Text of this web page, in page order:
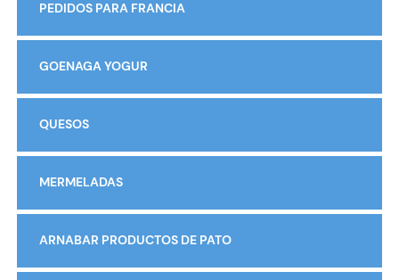
PEDIDOS PARA FRANCIA
GOENAGA YOGUR
QUESOS
MERMELADAS
ARNABAR PRODUCTOS DE PATO